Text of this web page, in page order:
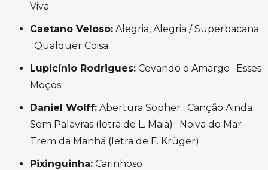
Viva
Caetano Veloso: Alegria, Alegria / Superbacana
· Qualquer Coisa
Lupicínio Rodrigues: Cevando o Amargo · Esses
Moços
Daniel Wolff: Abertura Sopher · Canção Ainda
Sem Palavras (letra de L. Maia) · Noiva do Mar ·
Trem da Manhã (letra de F. Krüger)
Pixinguinha: Carinhoso